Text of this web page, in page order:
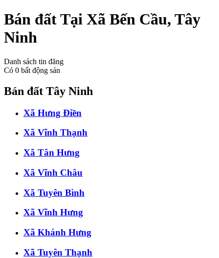
Bán đất Tại Xã Bến Cầu, Tây
Ninh
Danh sách tin đăng
Có 0 bất động sản
Bán đất Tây Ninh
Xã Hưng Điền
Xã Vĩnh Thạnh
Xã Tân Hưng
Xã Vĩnh Châu
Xã Tuyên Bình
Xã Vĩnh Hưng
Xã Khánh Hưng
Xã Tuyên Thạnh